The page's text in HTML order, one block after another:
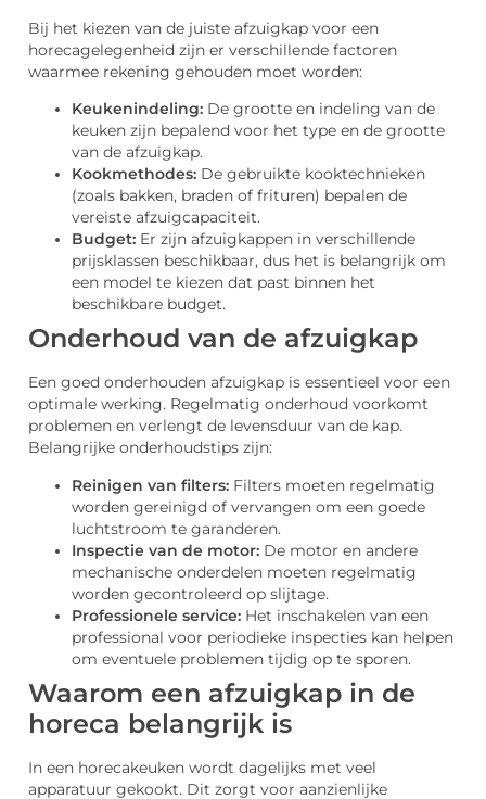
Bij het kiezen van de juiste afzuigkap voor een
horecagelegenheid zijn er verschillende factoren
waarmee rekening gehouden moet worden:
Keukenindeling: De grootte en indeling van de
keuken zijn bepalend voor het type en de grootte
van de afzuigkap.
Kookmethodes: De gebruikte kooktechnieken
(zoals bakken, braden of frituren) bepalen de
vereiste afzuigcapaciteit.
Budget: Er zijn afzuigkappen in verschillende
prijsklassen beschikbaar, dus het is belangrijk om
een model te kiezen dat past binnen het
beschikbare budget.
Onderhoud van de afzuigkap
Een goed onderhouden afzuigkap is essentieel voor een
optimale werking. Regelmatig onderhoud voorkomt
problemen en verlengt de levensduur van de kap.
Belangrijke onderhoudstips zijn:
Reinigen van filters: Filters moeten regelmatig
worden gereinigd of vervangen om een goede
luchtstroom te garanderen.
Inspectie van de motor: De motor en andere
mechanische onderdelen moeten regelmatig
worden gecontroleerd op slijtage.
Professionele service: Het inschakelen van een
professional voor periodieke inspecties kan helpen
om eventuele problemen tijdig op te sporen.
Waarom een afzuigkap in de
horeca belangrijk is
In een horecakeuken wordt dagelijks met veel
apparatuur gekookt. Dit zorgt voor aanzienlijke